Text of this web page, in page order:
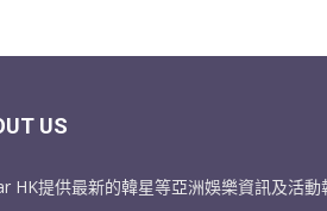
US
HK提供最新的韓星等亞洲娛樂資訊及活動